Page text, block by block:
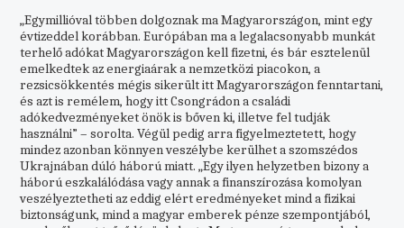
„Egymillióval többen dolgoznak ma Magyarországon, mint egy
évtizeddel korábban. Európában ma a legalacsonyabb munkát
terhelő adókat Magyarországon kell fizetni, és bár esztelenül
emelkedtek az energiaárak a nemzetközi piacokon, a
rezsicsökkentés mégis sikerült itt Magyarországon fenntartani,
és azt is remélem, hogy itt Csongrádon a családi
adókedvezményeket önök is bőven ki, illetve fel tudják
használni” – sorolta. Végül pedig arra figyelmeztetett, hogy
mindez azonban könnyen veszélybe kerülhet a szomszédos
Ukrajnában dúló háború miatt. „Egy ilyen helyzetben bizony a
háború eszkalálódása vagy annak a finanszírozása komolyan
veszélyeztetheti az eddig elért eredményeket mind a fizikai
biztonságunk, mind a magyar emberek pénze szempontjából,